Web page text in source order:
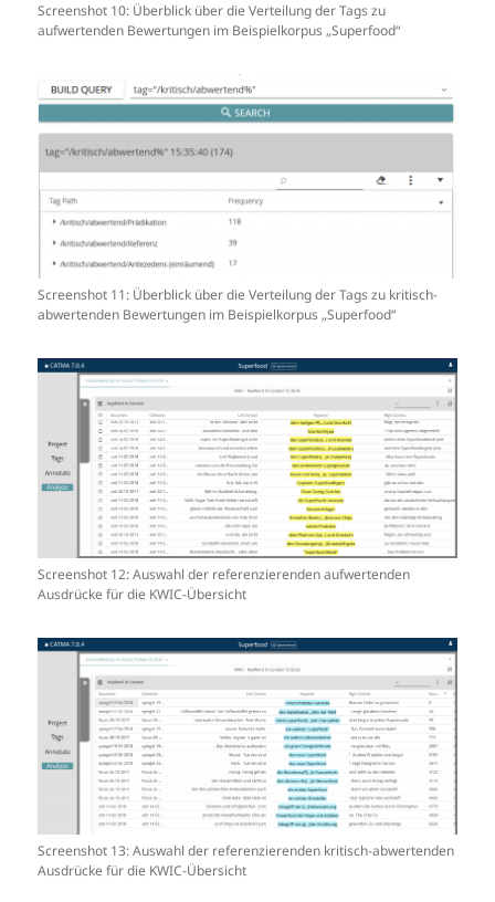
Screenshot 10: Überblick über die Verteilung der Tags zu
aufwertenden Bewertungen im Beispielkorpus „Superfood“
Screenshot 11: Überblick über die Verteilung der Tags zu kritisch-
abwertenden Bewertungen im Beispielkorpus „Superfood“
Screenshot 12: Auswahl der referenzierenden aufwertenden
Ausdrücke für die KWIC-Übersicht
Screenshot 13: Auswahl der referenzierenden kritisch-abwertenden
Ausdrücke für die KWIC-Übersicht